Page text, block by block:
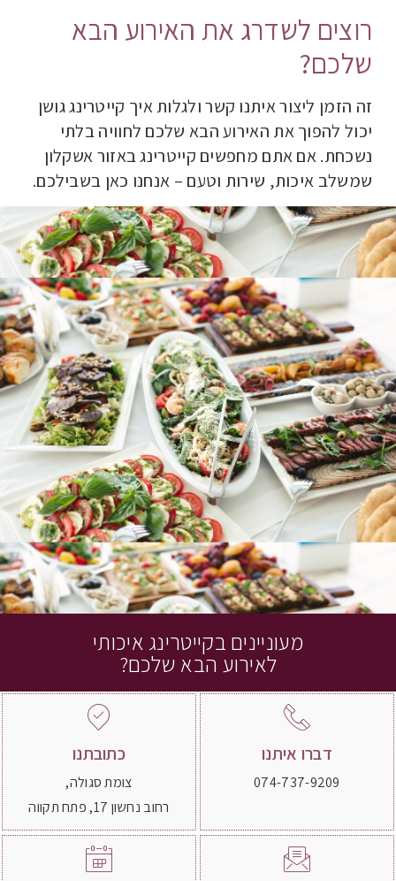
רוצים לשדרג את האירוע הבא
שלכם?
זה הזמן ליצור איתנו קשר ולגלות איך קייטרינג גושן
יכול להפוך את האירוע הבא שלכם לחוויה בלתי
נשכחת. אם אתם מחפשים קייטרינג באזור אשקלון
שמשלב איכות, שירות וטעם – אנחנו כאן בשבילכם.
מעוניינים בקייטרינג איכותי
לאירוע הבא שלכם?
דברו איתנו
074-737-9209
כתובתנו
צומת סגולה,
רחוב נחשון 17, פתח תקווה